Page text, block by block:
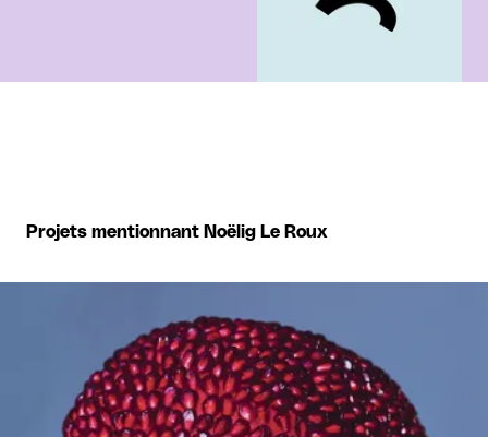
Projets mentionnant Noëlig Le Roux